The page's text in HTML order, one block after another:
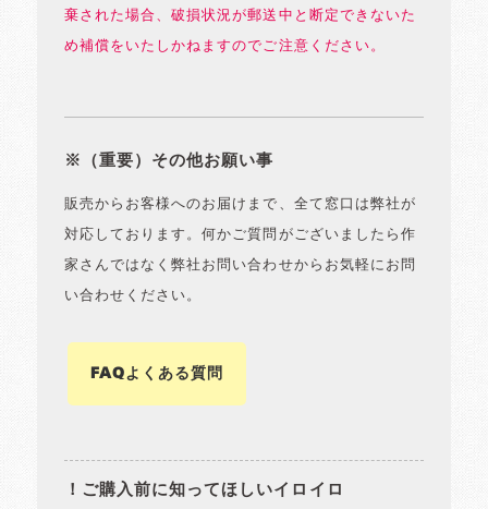
棄された場合、破損状況が郵送中と断定できないた
め補償をいたしかねますのでご注意ください。
※（重要）その他お願い事
販売からお客様へのお届けまで、全て窓口は弊社が
対応しております。何かご質問がございましたら作
家さんではなく弊社お問い合わせからお気軽にお問
い合わせください。
FAQよくある質問
！ご購入前に知ってほしいイロイロ